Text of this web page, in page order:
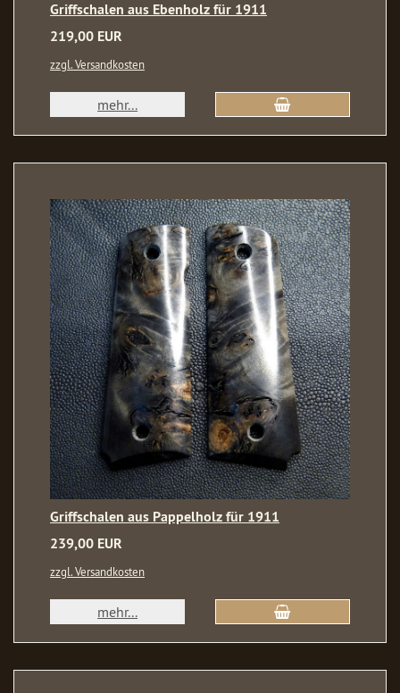
Griffschalen aus Ebenholz für 1911
219,00 EUR
zzgl. Versandkosten
mehr...
Griffschalen aus Pappelholz für 1911
239,00 EUR
zzgl. Versandkosten
mehr...